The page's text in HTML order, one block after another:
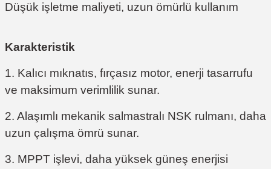
Düşük işletme maliyeti, uzun ömürlü kullanım
Karakteristik
1. Kalıcı mıknatıs, fırçasız motor, enerji tasarrufu
ve maksimum verimlilik sunar.
2. Alaşımlı mekanik salmastralı NSK rulmanı, daha
uzun çalışma ömrü sunar.
3. MPPT işlevi, daha yüksek güneş enerjisi